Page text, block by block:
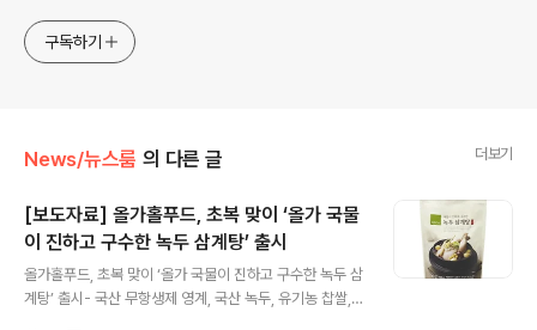
구독하기
News/뉴스룸 의 다른 글 더보기
[보도자료] 올가홀푸드, 초복 맞이 ‘올가 국물
이 진하고 구수한 녹두 삼계탕’ 출시
올가홀푸드, 초복 맞이 ‘올가 국물이 진하고 구수한 녹두 삼
계탕’ 출시- 국산 무항생제 영계, 국산 녹두, 유기농 찹쌀,